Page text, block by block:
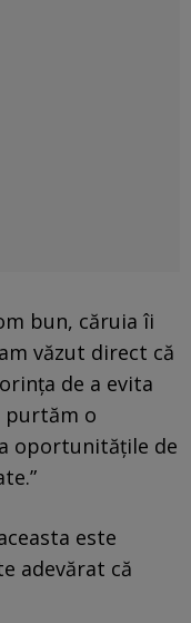
bun, căruia îi
văzut direct că
de a evita
purtăm o
oportunitățile de
este
adevărat că